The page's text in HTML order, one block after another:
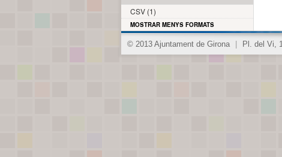
CSV (1)
MOSTRAR MENYS FORMATS
© 2013 Ajuntament de Girona Pl. del Vi,